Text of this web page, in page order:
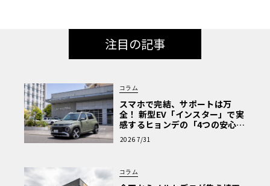
注目の記事
コラム
スマホで完結、サポートは万
全！ 新型EV「インスター」で実
感するヒョンデの「4つの安心」
【第1回・ヒョンデ6つの疑問：
Why? Hyundai?】〈PR〉
2026 7/31
コラム